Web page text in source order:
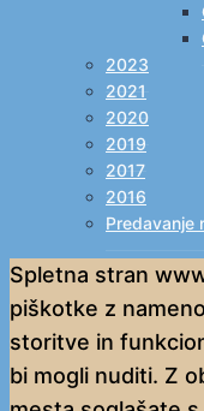
2023
2021
2020
2019
2017
2016
Predavanje
Spletna stran
piškotke z
storitve in
bi mogli nuditi. Z